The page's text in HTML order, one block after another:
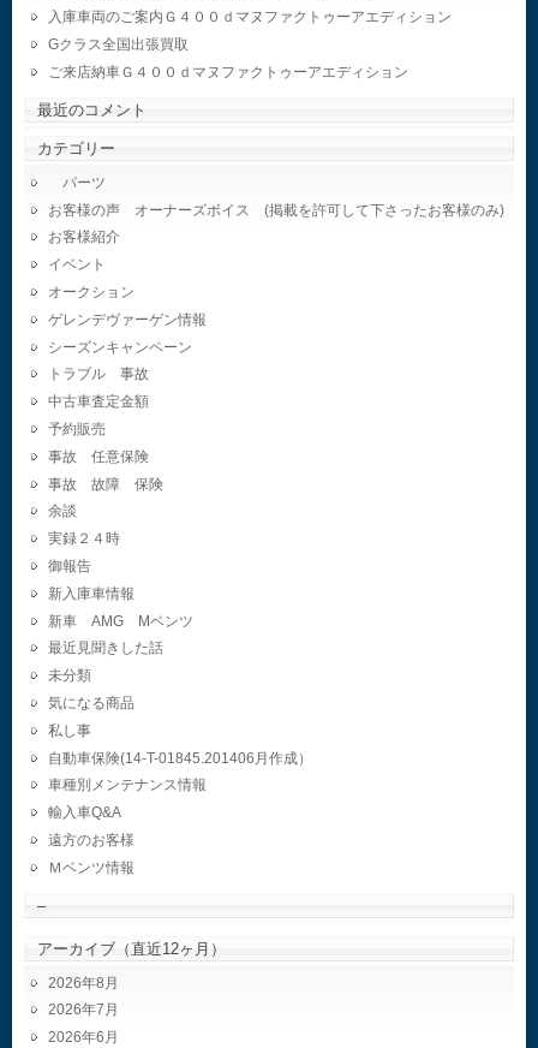
入庫車両のご案内Ｇ４００ｄマヌファクトゥーアエディション
Gクラス全国出張買取
ご来店納車Ｇ４００ｄマヌファクトゥーアエディション
最近のコメント
カテゴリー
パーツ
お客様の声 オーナーズボイス (掲載を許可して下さったお客様のみ)
お客様紹介
イベント
オークション
ゲレンデヴァーゲン情報
シーズンキャンペーン
トラブル 事故
中古車査定金額
予約販売
事故 任意保険
事故 故障 保険
余談
実録２４時
御報告
新入庫車情報
新車 AMG Mベンツ
最近見聞きした話
未分類
気になる商品
私し事
自動車保険(14-T-01845.201406月作成）
車種別メンテナンス情報
輸入車Q&A
遠方のお客様
Ｍベンツ情報
–
アーカイブ（直近12ヶ月）
2026年8月
2026年7月
2026年6月